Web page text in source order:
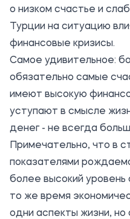
о низком счастье и
Турции на ситуацию
финансовые кризисы.
Самое удивительное:
обязательно самые
имеют высокую
уступают в смысле
денег - не всегда
Примечательно, что в
показателями
более высокий
то же время
одни аспекты жизни, но